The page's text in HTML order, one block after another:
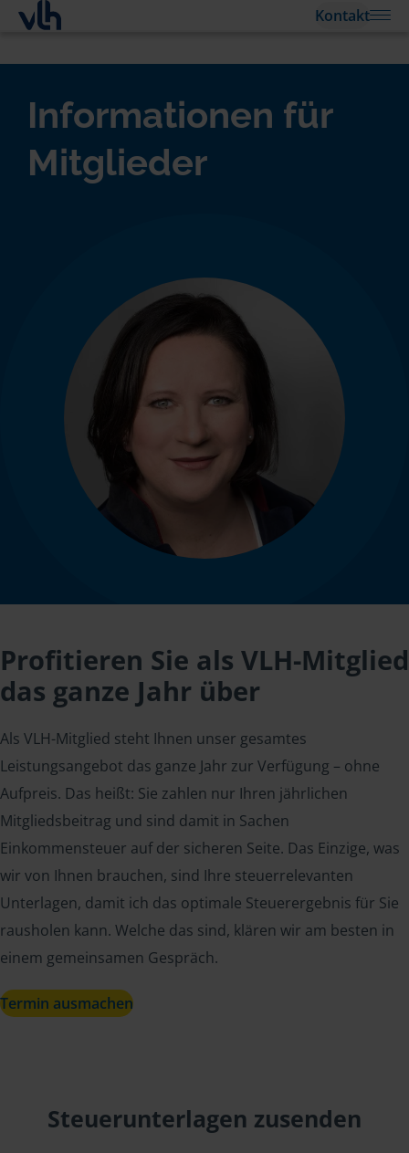
Kontakt
Informationen für
Mitglieder
Profitieren Sie als VLH-Mitglied
das ganze Jahr über
Als VLH-Mitglied steht Ihnen unser gesamtes
Leistungsangebot das ganze Jahr zur Verfügung – ohne
Aufpreis. Das heißt: Sie zahlen nur Ihren jährlichen
Mitgliedsbeitrag und sind damit in Sachen
Einkommensteuer auf der sicheren Seite. Das Einzige, was
wir von Ihnen brauchen, sind Ihre steuerrelevanten
Unterlagen, damit ich das optimale Steuerergebnis für Sie
rausholen kann. Welche das sind, klären wir am besten in
einem gemeinsamen Gespräch.
Termin ausmachen
Steuerunterlagen zusenden